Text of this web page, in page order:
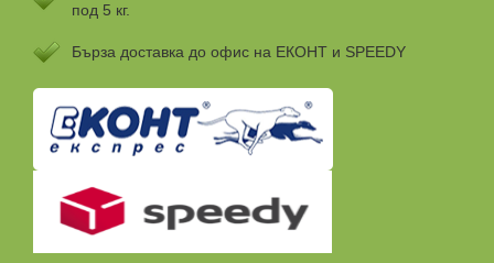
под 5 кг.
Бързa доставка до офис на ЕКОНТ и SPEEDY